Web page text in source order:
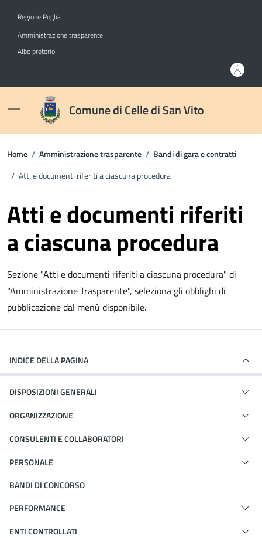
Regione Puglia
Amministrazione trasparente
Albo pretorio
Comune di Celle di San Vito
Home / Amministrazione trasparente / Bandi di gara e contratti
/ Atti e documenti riferiti a ciascuna procedura
Atti e documenti riferiti
a ciascuna procedura
Sezione "Atti e documenti riferiti a ciascuna procedura" di
"Amministrazione Trasparente", seleziona gli obblighi di
pubblicazione dal menù disponibile.
INDICE DELLA PAGINA
DISPOSIZIONI GENERALI
ORGANIZZAZIONE
CONSULENTI E COLLABORATORI
PERSONALE
BANDI DI CONCORSO
PERFORMANCE
ENTI CONTROLLATI